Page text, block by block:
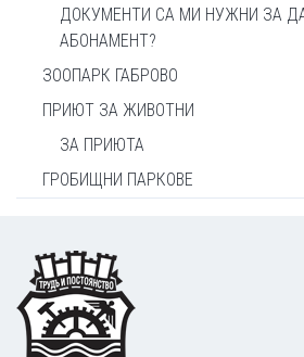
ДОКУМЕНТИ СА МИ НУЖНИ ЗА
АБОНАМЕНТ?
ЗООПАРК ГАБРОВО
ПРИЮТ ЗА ЖИВОТНИ
ЗА ПРИЮТА
ГРОБИЩНИ ПАРКОВЕ
Footer